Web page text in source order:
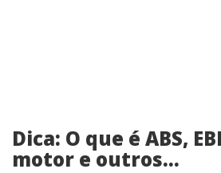
Dica: O que é ABS,
motor e outros...